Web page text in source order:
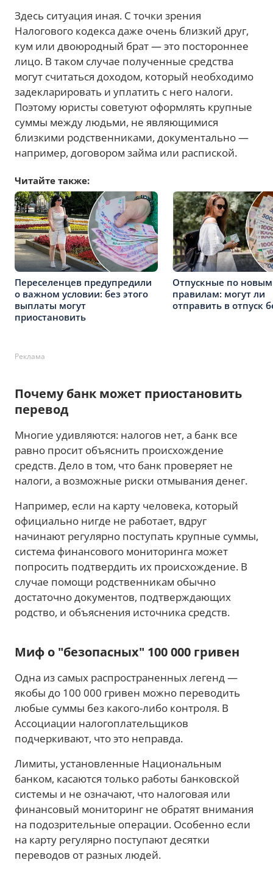
Здесь ситуация иная. С точки зрения
Налогового кодекса даже очень близкий друг,
кум или двоюродный брат — это постороннее
лицо. В таком случае полученные средства
могут считаться доходом, который необходимо
задекларировать и уплатить с него налоги.
Поэтому юристы советуют оформлять крупные
суммы между людьми, не являющимися
близкими родственниками, документально —
например, договором займа или распиской.
Читайте также:
Переселенцев предупредили
о важном условии: без этого
выплаты могут
приостановить
Отпускные по новым
правилам: могут ли
отправить в отпуск
Реклама
Почему банк может приостановить
перевод
Многие удивляются: налогов нет, а банк все
равно просит объяснить происхождение
средств. Дело в том, что банк проверяет не
налоги, а возможные риски отмывания денег.
Например, если на карту человека, который
официально нигде не работает, вдруг
начинают регулярно поступать крупные суммы,
система финансового мониторинга может
попросить подтвердить их происхождение. В
случае помощи родственникам обычно
достаточно документов, подтверждающих
родство, и объяснения источника средств.
Миф о "безопасных" 100 000 гривен
Одна из самых распространенных легенд —
якобы до 100 000 гривен можно переводить
любые суммы без какого-либо контроля. В
Ассоциации налогоплательщиков
подчеркивают, что это неправда.
Лимиты, установленные Национальным
банком, касаются только работы банковской
системы и не означают, что налоговая или
финансовый мониторинг не обратят внимания
на подозрительные операции. Особенно если
на карту регулярно поступают десятки
переводов от разных людей.